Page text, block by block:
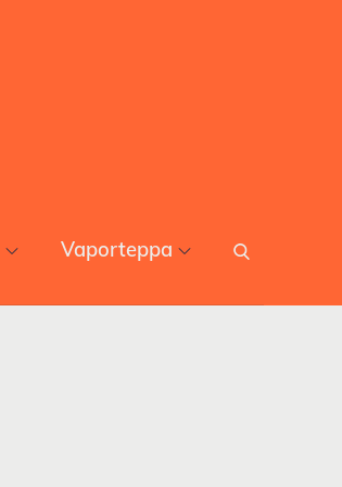
Vaporteppa